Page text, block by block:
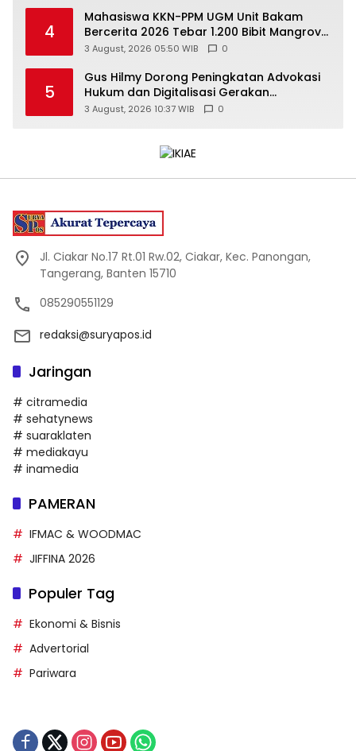
4
Mahasiswa KKN-PPM UGM Unit Bakam
Bercerita 2026 Tebar 1.200 Bibit Mangrove
di Sungai Air Layang
3 August, 2026 05:50 WIB 0
5
Gus Hilmy Dorong Peningkatan Advokasi
Hukum dan Digitalisasi Gerakan
Meningkatkan Kualitas PMII DIY
3 August, 2026 10:37 WIB 0
Jl. Ciakar No.17 Rt.01 Rw.02, Ciakar, Kec. Panongan,
Tangerang, Banten 15710
085290551129
redaksi@suryapos.id
Jaringan
# citramedia
# sehatynews
# suaraklaten
# mediakayu
# inamedia
PAMERAN
IFMAC & WOODMAC
JIFFINA 2026
Populer Tag
Ekonomi & Bisnis
Advertorial
Pariwara